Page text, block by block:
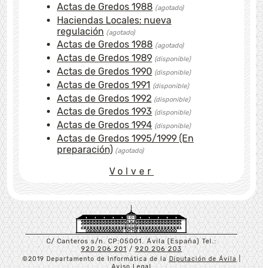
Actas de Gredos 1988 (agotado)
Haciendas Locales: nueva
regulación (agotado)
Actas de Gredos 1988 (agotado)
Actas de Gredos 1989 (disponible)
Actas de Gredos 1990 (disponible)
Actas de Gredos 1991 (disponible)
Actas de Gredos 1992 (disponible)
Actas de Gredos 1993 (disponible)
Actas de Gredos 1994 (disponible)
Actas de Gredos 1995/1999 (En
preparación) (agotado)
Volver
C/ Canteros s/n. CP:05001. Ávila (España) Tel.:
920 206 201/ 920 206 203
©2019 Departamento de Informática de laDiputación de Ávila|